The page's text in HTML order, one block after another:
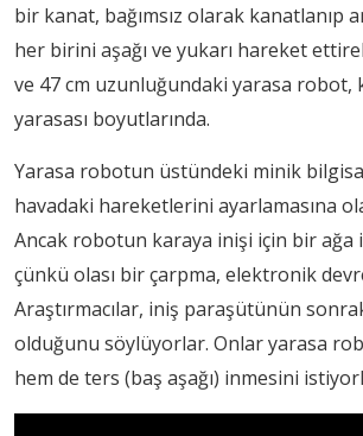
bir kanat, bağımsız olarak kanatlanıp
her birini aşağı ve yukarı hareket
ve 47 cm uzunluğundaki yarasa robot,
yarasası boyutlarında.
Yarasa robotun üstündeki minik
havadaki hareketlerini ayarlamasına
Ancak robotun karaya inişi için bir ağa
çünkü olası bir çarpma, elektronik
Araştırmacılar, iniş paraşütünün
olduğunu söylüyorlar. Onlar yarasa
hem de ters (baş aşağı) inmesini